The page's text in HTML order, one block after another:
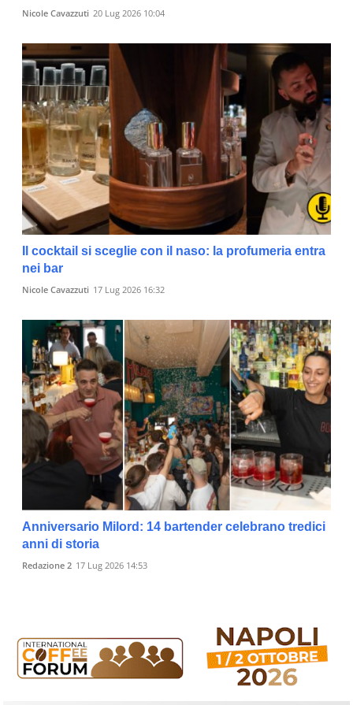
Nicole Cavazzuti 20 Lug 2026 10:04
Il cocktail si sceglie con il naso: la profumeria entra
nei bar
Nicole Cavazzuti 17 Lug 2026 16:32
Anniversario Milord: 14 bartender celebrano tredici
anni di storia
Redazione 2 17 Lug 2026 14:53